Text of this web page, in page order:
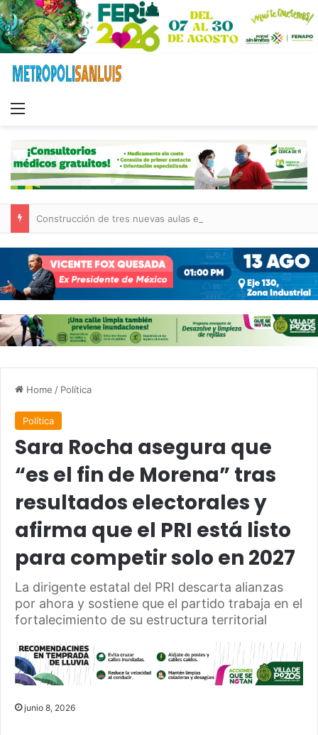
Home / Política
Política
Sara Rocha asegura que
“es el fin de Morena” tras
resultados electorales y
afirma que el PRI está listo
para competir solo en 2027
La dirigente estatal del PRI descarta alianzas
por ahora y sostiene que el partido trabaja en el
fortalecimiento de su estructura territorial
junio 8, 2026